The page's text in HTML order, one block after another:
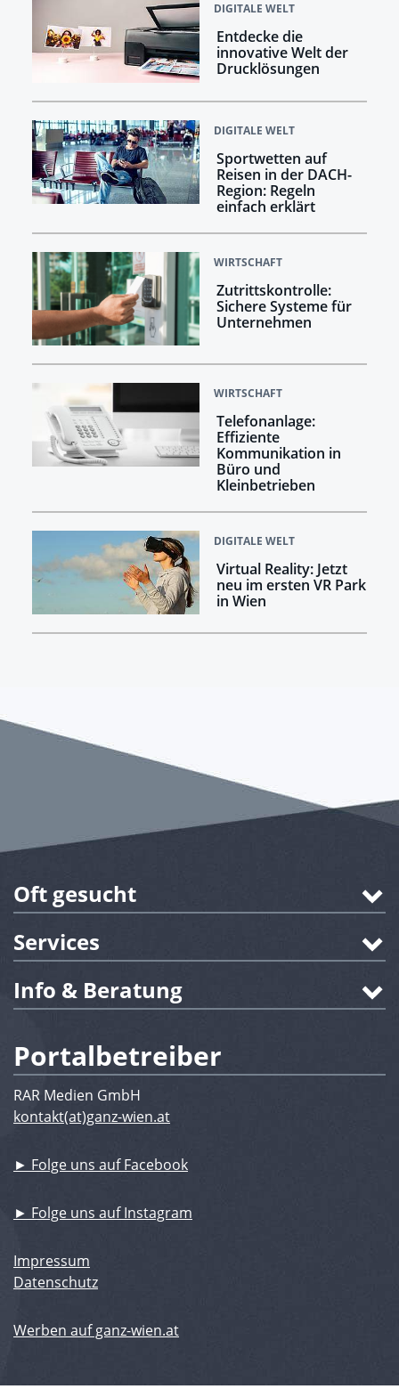
DIGITALE WELT
Entdecke die
innovative Welt der
Drucklösungen
DIGITALE WELT
Sportwetten auf
Reisen in der DACH-
Region: Regeln
einfach erklärt
WIRTSCHAFT
Zutrittskontrolle:
Sichere Systeme für
Unternehmen
WIRTSCHAFT
Telefonanlage:
Effiziente
Kommunikation in
Büro und
Kleinbetrieben
DIGITALE WELT
Virtual Reality: Jetzt
neu im ersten VR Park
in Wien
Oft gesucht
Services
Info & Beratung
Portalbetreiber
RAR Medien GmbH
kontakt(at)ganz-wien.at
► Folge uns auf Facebook
► Folge uns auf Instagram
Impressum
Datenschutz
Werben auf ganz-wien.at